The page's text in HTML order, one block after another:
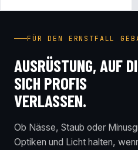
FÜR DEN ERNSTFALL
AUSRÜSTUNG, AUF
SICH PROFIS
VERLASSEN.
Ob Nässe, Staub oder
Optiken und Licht halten,